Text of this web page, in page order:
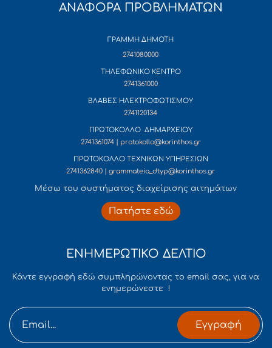
ΑΝΑΦΟΡΑ ΠΡΟΒΛΗΜΑΤΩΝ
ΓΡΑΜΜΗ ΔΗΜΟΤΗ
2741080000
ΤΗΛΕΦΩΝΙΚΟ ΚΕΝΤΡΟ
2741361000
ΒΛΑΒΕΣ ΗΛΕΚΤΡΟΦΩΤΙΣΜΟΥ
2741120134
ΠΡΩΤΟΚΟΛΛΟ ΔΗΜΑΡΧΕΙΟΥ
2741361074 | protokollo@korinthos.gr
ΠΡΩΤΟΚΟΛΛΟ ΤΕΧΝΙΚΩΝ ΥΠΗΡΕΣΙΩΝ
2741362840 | grammateia_dtyp@korinthos.gr
Mέσω του συστήματος διαχείρισης αιτημάτων
Πατήστε εδώ
ΕΝΗΜΕΡΩΤΙΚΟ ΔΕΛΤΙΟ
Κάντε εγγραφή εδώ συμπληρώνοντας το email σας, για να
ενημερώνεστε !
Εγγραφή